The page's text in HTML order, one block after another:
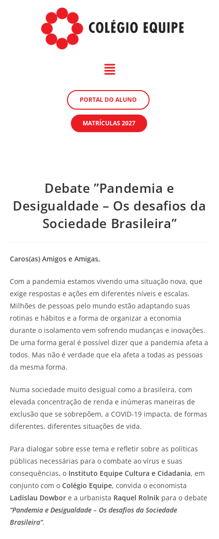
PORTAL DO ALUNO
MATRÍCULAS 2027
Debate ”Pandemia e
Desigualdade – Os desafios da
Sociedade Brasileira”
Caros(as) Amigos e Amigas,
Com a pandemia estamos vivendo uma situação nova, que
exige respostas e ações em diferentes níveis e escalas.
Milhões de pessoas pelo mundo estão adaptando suas
rotinas e hábitos e a forma de organizar a economia
durante o isolamento vem sofrendo mudanças e inovações.
De uma forma geral é possível dizer que a pandemia afeta a
todos. Mas não é verdade que ela afeta a todas as pessoas
da mesma forma.
Numa sociedade muito desigual como a brasileira, com
elevada concentração de renda e inúmeras maneiras de
exclusão que se sobrepõem, a COVID-19 impacta, de formas
diferentes, diferentes situações de vida.
Para dialogar sobre esse tema e refletir sobre as políticas
públicas necessárias para o combate ao vírus e suas
consequências, o Instituto Equipe Cultura e Cidadania, em
conjunto com o Colégio Equipe, convida o economista
Ladislau Dowbor e a urbanista Raquel Rolnik para o debate
”Pandemia e Desigualdade – Os desafios da Sociedade
Brasileira”.